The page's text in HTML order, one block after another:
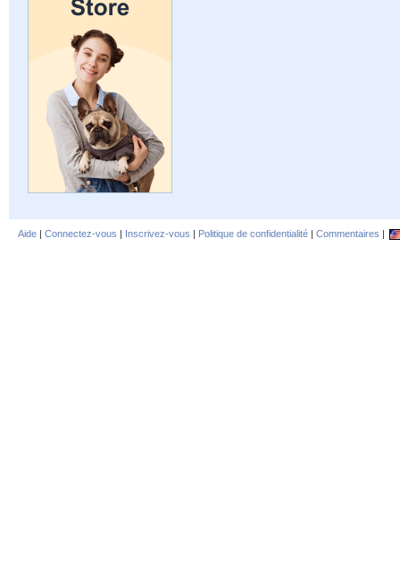
Aide | Connectez-vous | Inscrivez-vous | Politique de confidentialité | Commentaires |